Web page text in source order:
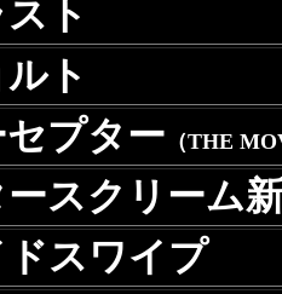
ト
ト
セプター （THE
ースクリーム
ドスワイプ